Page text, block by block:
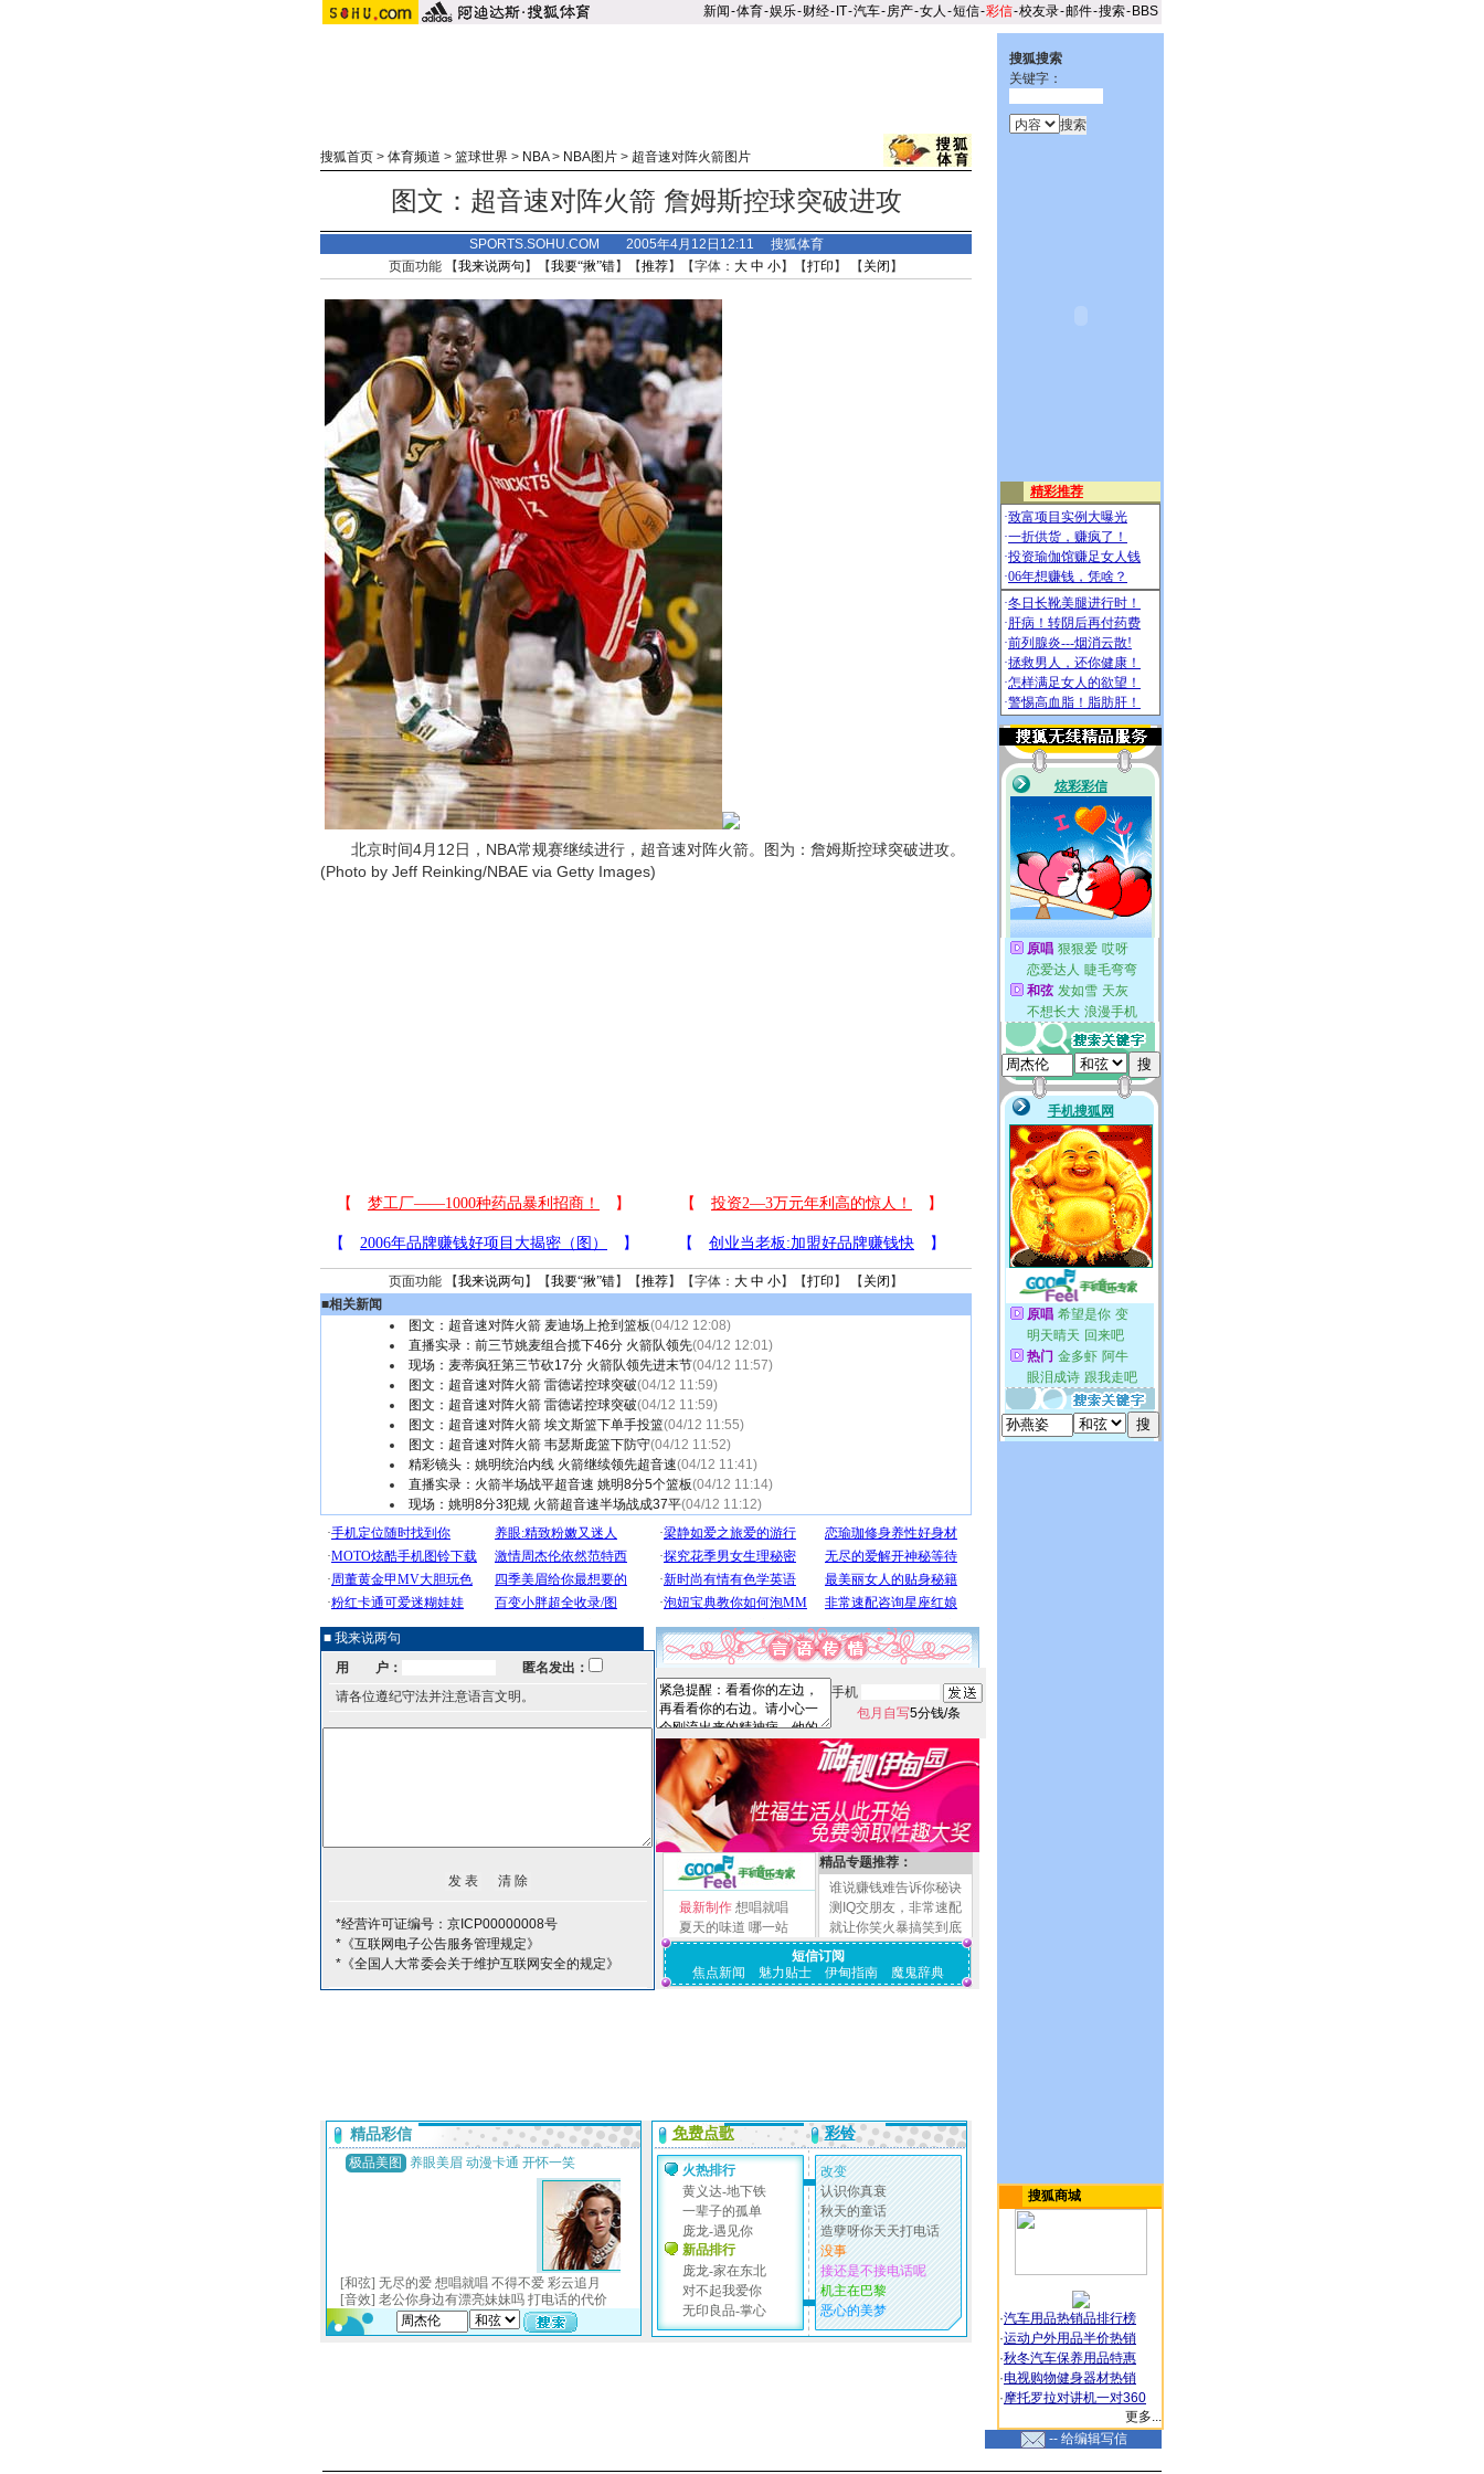
新闻-体育-娱乐-财经- IT-汽车-房产-女人 -短信-彩信-校友录-邮件-搜索- BBS
搜狐首页 > 体育频道 > 篮球世界 > NBA> NBA图片 > 超音速对阵火箭图片
图文：超音速对阵火箭 詹姆斯控球突破进攻
SPORTS.SOHU.COM 2005年4月12日12:11 搜狐体育
页面功能 【我来说两句 】【我要“揪”错】【推荐】【字体： 大 中 小】【打印 】 【 关闭 】
北京时间4月12日，NBA常规赛继续进行，超音速对阵火箭。图为：詹姆斯控球突破进攻。
(Photo by Jeff Reinking/NBAE via Getty Images)
页面功能 【我来说两句 】【我要“揪”错】【推荐】【字体： 大 中 小】【打印 】 【 关闭 】
■相关新闻
图文：超音速对阵火箭 麦迪场上抢到篮板(04/12 12:08)
直播实录：前三节姚麦组合揽下46分 火箭队领先(04/12 12:01)
现场：麦蒂疯狂第三节砍17分 火箭队领先进末节(04/12 11:57)
图文：超音速对阵火箭 雷德诺控球突破(04/12 11:59)
图文：超音速对阵火箭 雷德诺控球突破(04/12 11:59)
图文：超音速对阵火箭 埃文斯篮下单手投篮(04/12 11:55)
图文：超音速对阵火箭 韦瑟斯庞篮下防守(04/12 11:52)
精彩镜头：姚明统治内线 火箭继续领先超音速(04/12 11:41)
直播实录：火箭半场战平超音速 姚明8分5个篮板(04/12 11:14)
现场：姚明8分3犯规 火箭超音速半场战成37平(04/12 11:12)
■ 我来说两句
用 户：
匿名发出：
请各位遵纪守法并注意语言文明。
*经营许可证编号：京ICP00000008号
*《互联网电子公告服务管理规定》
*《全国人大常委会关于维护互联网安全的规定》
手机
包月自写5分钱/条
最新制作 想唱就唱
夏天的味道 哪一站
精品专题推荐：
谁说赚钱难告诉你秘诀
测IQ交朋友，非常速配
就让你笑火暴搞笑到底
短信订阅
焦点新闻
魅力贴士 伊甸指南 魔鬼辞典
搜狐搜索
关键字：
搜狐商城
·汽车用品热销品排行榜
·运动户外用品半价热销
·秋冬汽车保养用品特惠
·电视购物健身器材热销
·摩托罗拉对讲机一对360
更多...
-- 给编辑写信